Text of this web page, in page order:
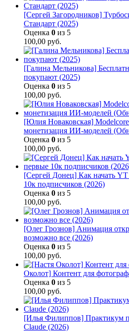
[Сергей Загородников]
Стандарт (2025)
Оценка 0 из 5
100,00 руб.
[Галина Мельникова]
покупают (2025)
Оценка 0 из 5
100,00 руб.
[Юлия Новаковская]
монетизация ИИ-моделей
Оценка 0 из 5
100,00 руб.
[Сергей Донец] Как начать
10к подписчиков (2026)
Оценка 0 из 5
100,00 руб.
[Олег Грознов] Анимация
возможно все (2026)
Оценка 0 из 5
100,00 руб.
Околот] Контент для
Оценка 0 из 5
100,00 руб.
[Илья Филиппов] Практикум
Claude (2026)